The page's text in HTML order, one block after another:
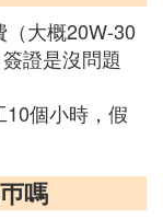
大概20W-30
證是沒問題
個小時，假
嗎